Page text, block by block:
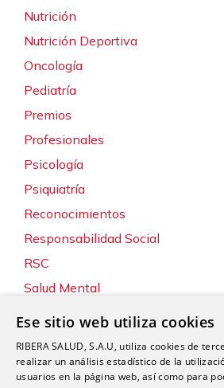
Nutrición
Nutrición Deportiva
Oncología
Pediatría
Premios
Profesionales
Psicología
Psiquiatría
Reconocimientos
Responsabilidad Social
RSC
Salud Mental
Sostenibilidad y Medio Ambiente
Ese sitio web utiliza cookies
RIBERA SALUD, S.A.U, utiliza cookies de
realizar un análisis estadístico de la
usuarios en la página web, así como para